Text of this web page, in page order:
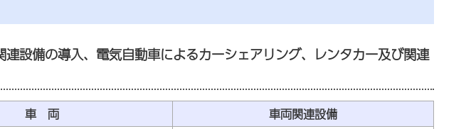
連設備の導入、電気自動車によるカーシェアリング、レンタカー及び関連
車 両 車両関連設備